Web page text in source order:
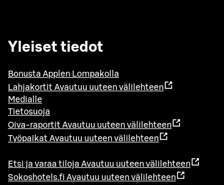
Yleiset tiedot
Bonusta Applen Lompakolla
Lahjakortit Avautuu uuteen välilehteen
Medialle
Tietosuoja
Oiva-raportit Avautuu uuteen välilehteen
Työpaikat Avautuu uuteen välilehteen
Etsi ja varaa tiloja Avautuu uuteen välilehteen
Sokoshotels.fi Avautuu uuteen välilehteen